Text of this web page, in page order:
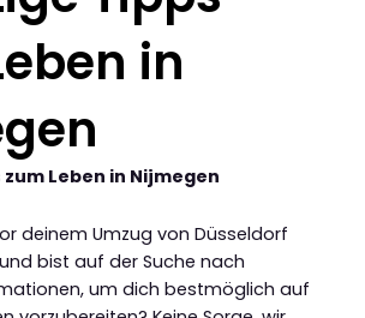
in
Leben in Nijmegen
deinem Umzug von Düsseldorf
bist auf der Suche nach
um dich bestmöglich auf